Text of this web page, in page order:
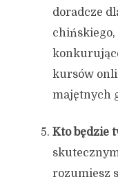
doradcze
kursów
majętnych
Kto będzie
rozumiesz